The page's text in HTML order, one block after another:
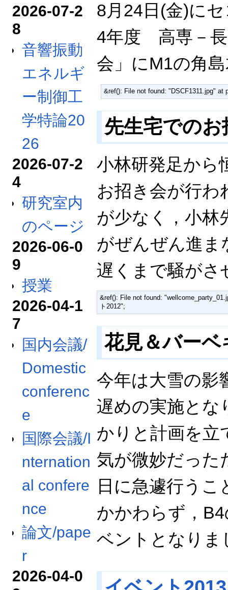
8月24日(金)に
4年度 高専－長
会」にM1の角
&ref(): File not found: "DSCF1311.jpg" at
先生宅での
小林研発足から
お招き会が行わ
が少なく，小林
がぜんぜん進ま
遅くまで騒がさ
&ref(): File not found:
ト2012";
花見＆バー
今年は大雪の影
遅めの実施とな
かりと計画を立
気が微妙だった
日に急遽行う
かかわらず，
ベントとなりま
2026-07-2
8
音響振動
エネルギ
ー制御工
学特論20
26
2026-07-2
4
研究室内
のページ
2026-06-0
9
授業
2026-04-1
7
国内会議/
Domestic
conferenc
e
国際会議/I
nternation
al confere
nce
論文/pape
r
2026-04-0